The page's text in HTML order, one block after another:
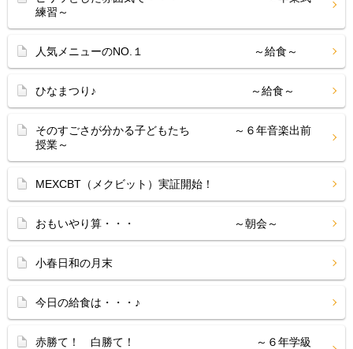
練習～
人気メニューのNO.１ ～給食～
ひなまつり♪ ～給食～
そのすごさが分かる子どもたち ～６年音楽出前
授業～
MEXCBT（メクビット）実証開始！
おもいやり算・・・ ～朝会～
小春日和の月末
今日の給食は・・・♪
赤勝て！ 白勝て！ ～６年学級